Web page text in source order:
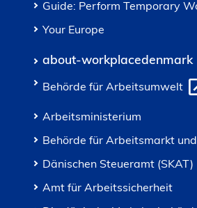
Guide: Perform Temporary
Your Europe
about-workplacedenmark
Behörde für Arbeitsumwelt
Arbeitsministerium
Behörde für Arbeitsmarkt
Dänischen Steueramt (SKAT)
Amt für Arbeitssicherheit